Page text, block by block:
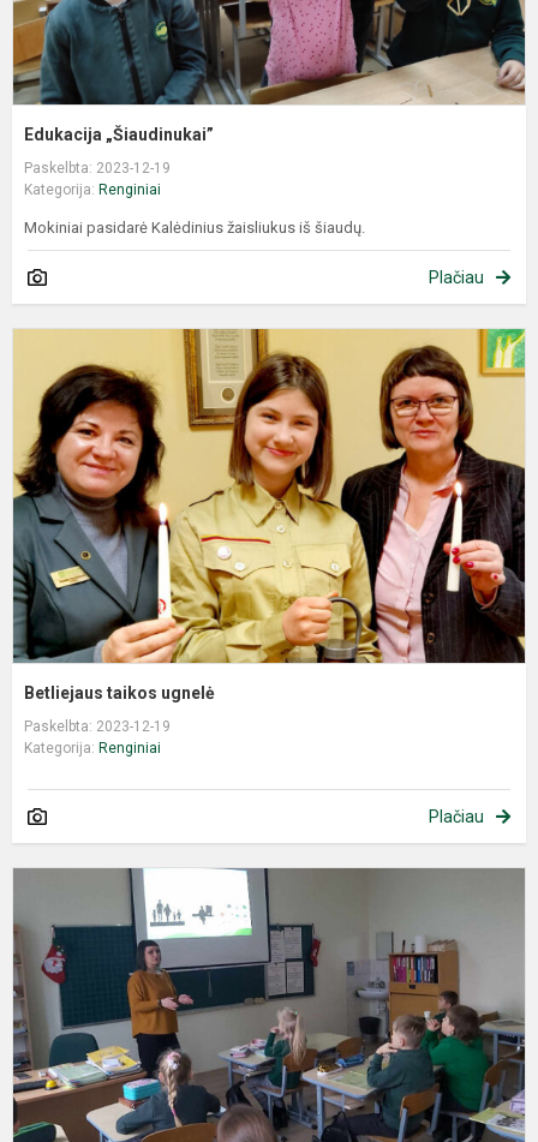
Edukacija „Šiaudinukai”
Paskelbta: 2023-12-19
Kategorija: Renginiai
Mokiniai pasidarė Kalėdinius žaisliukus iš šiaudų.
Plačiau
Betliejaus taikos ugnelė
Paskelbta: 2023-12-19
Kategorija: Renginiai
Plačiau